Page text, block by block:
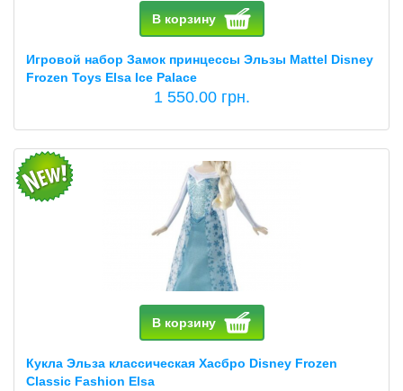
В корзину
Игровой набор Замок принцессы Эльзы Mattel Disney
Frozen Toys Elsa Ice Palace
1 550.00 грн.
В корзину
Кукла Эльза классическая Хасбро Disney Frozen
Classic Fashion Elsa